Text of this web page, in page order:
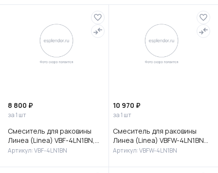
8 800 ₽
за 1 шт
Смеситель для раковины
Линеа (Linea) VBF-4LN1BN,
брашированный никель
Артикул: VBF-4LN1BN
10 970 ₽
за 1 шт
Смеситель для раковины
Линеа (Linea) VBFW-4LN1BN
встраиваемый,
Артикул: VBFW-4LN1BN